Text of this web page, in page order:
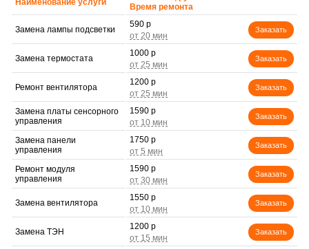
Наименование услуги
Время ремонта
Замена лампы подсветки
590 р
Заказать
Замена термостата
1000 р
Заказать
Ремонт вентилятора
1200 р
Заказать
Замена платы сенсорного
управления
1590 р
Заказать
Замена панели
управления
1750 р
Заказать
Ремонт модуля
управления
1590 р
Заказать
Замена вентилятора
1550 р
Заказать
Замена ТЭН
1200 р
Заказать